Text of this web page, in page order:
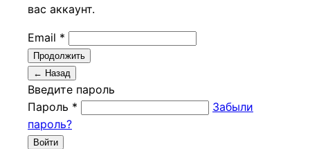
вас аккаунт.
Email *
Продолжить
← Назад
Введите пароль
Пароль *
Забыли
пароль?
Войти